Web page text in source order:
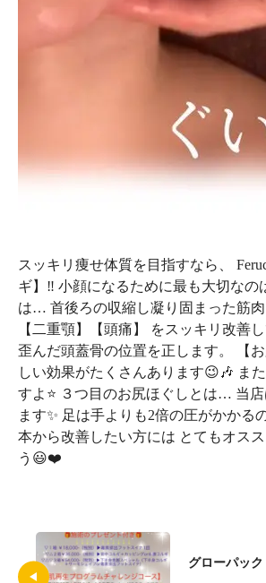
スッキリ痩せ体質を目指すなら、
ギ】‼️ 小顔になるために最も大切な
は… 首後ろの収縮し凝り固まった筋
【二重顎】【頭痛】 をスッキリ改
歪んだ頭蓋骨の位置を正します。 【
しい効果がたくさんあります😉🎶 ま
すよ⭐️ ３つ目のお尻ほぐしとは… 当
ます✨ 足は手よりも2倍の圧がかか
本から改善したい方には とてもオスス
う😃❤️
グローパック